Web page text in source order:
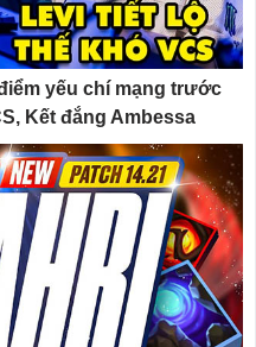
yếu chí mạng trước
Kết đắng Ambessa